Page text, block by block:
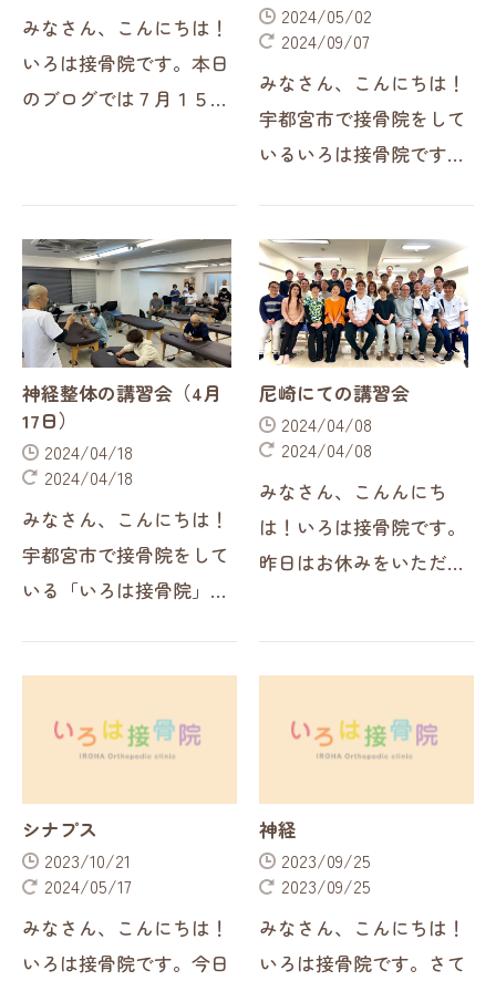
みなさん、こんにちは！
いろは接骨院です。本日
のブログでは７月１５日
します。神経整体は現
在、たくさんの受講生が
いる中今回はそのうちの
約200名が集まり…
2024/05/02
2024/09/07
みなさん、こんにちは！
宇都宮市で接骨院をして
いるいろは接骨院です。
の大切さ」についてお話
ししていこうと思いま
す。妊娠中、出産後のお
母様は産後に骨…
神経整体の講習会（4月
17日）
2024/04/18
2024/04/18
みなさん、こんにちは！
宇都宮市で接骨院をして
いる「いろは接骨院」で
した！宇都宮市で唯一の
T-Groupメンバーとして
日々精進してい…
尼崎にての講習会
2024/04/08
2024/04/08
みなさん、こんんにち
は！いろは接骨院です。
昨日はお休みをいただき
ました。私自身人生で初
シナプス
2023/10/21
2024/05/17
みなさん、こんにちは！
いろは接骨院です。今日
神経
2023/09/25
2023/09/25
みなさん、こんにちは！
いろは接骨院です。さて